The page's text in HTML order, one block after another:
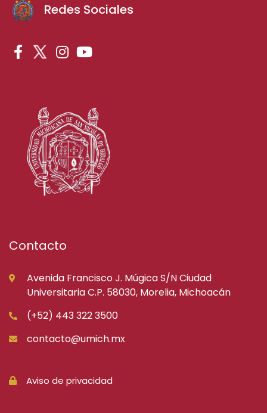
Redes Sociales
Contacto
Avenida Francisco J. Múgica S/N Ciudad
Universitaria C.P. 58030, Morelia, Michoacán
(+52) 443 322 3500
contacto@umich.mx
Aviso de privacidad